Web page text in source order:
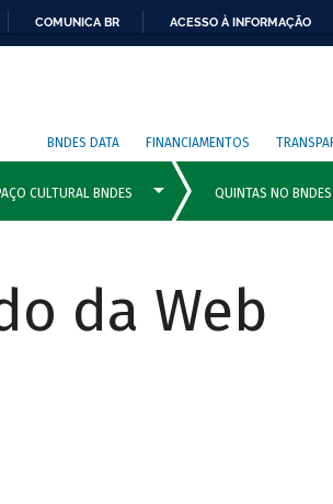
COMUNICA BR ACESSO À INFORMAÇÃO
BNDES DATA FINANCIAMENTOS
da Web